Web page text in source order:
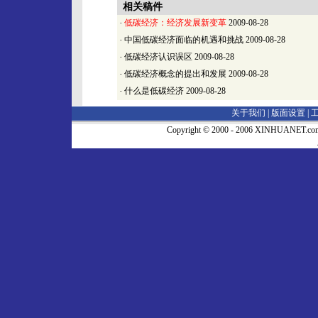
相关稿件
· 低碳经济：经济发展新变革 2009-08-28
· 中国低碳经济面临的机遇和挑战 2009-08-28
· 低碳经济认识误区 2009-08-28
· 低碳经济概念的提出和发展 2009-08-28
· 什么是低碳经济 2009-08-28
关于我们 | 版面设置
Copyright © 2000 - 2006